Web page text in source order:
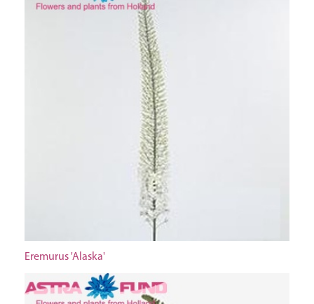
Eremurus 'Alaska'